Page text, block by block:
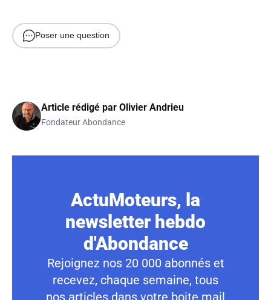
Poser une question
Article rédigé par Olivier Andrieu
Fondateur Abondance
ActuMoteurs, la
newsletter hebdo
d'Abondance
Rejoignez nos 20 000 abonnés et
recevez, chaque semaine, tous
nos articles dans votre boite mail